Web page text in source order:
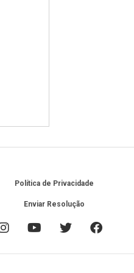
Política de Privacidade
Enviar Resolução